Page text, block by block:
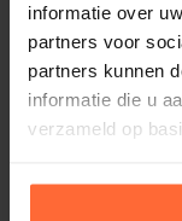
informatie over
partners voor
partners kunnen
informatie die u
verzameld op